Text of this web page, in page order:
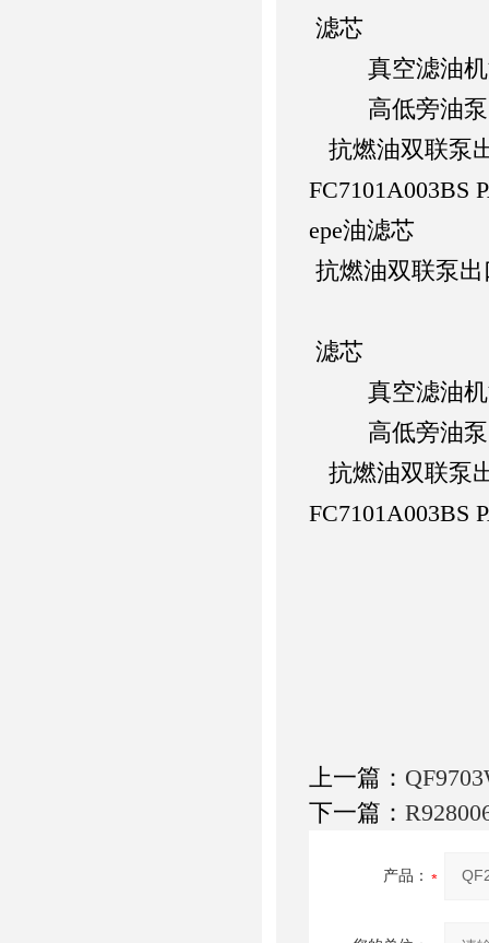
滤芯
真空滤油机
高低旁油泵
抗燃油双联泵
FC7101A003BS
epe油滤芯
抗燃油双联泵
滤芯
真空滤油机
高低旁油泵
抗燃油双联泵
FC7101A003BS
上一篇：
下一篇：
产品：